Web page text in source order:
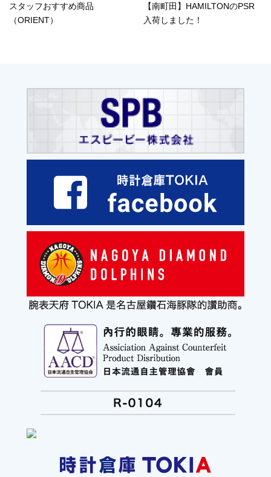
スタッフおすすめ商品
（ORIENT）
【南町田】HAMILTONのPSR
入荷しました！